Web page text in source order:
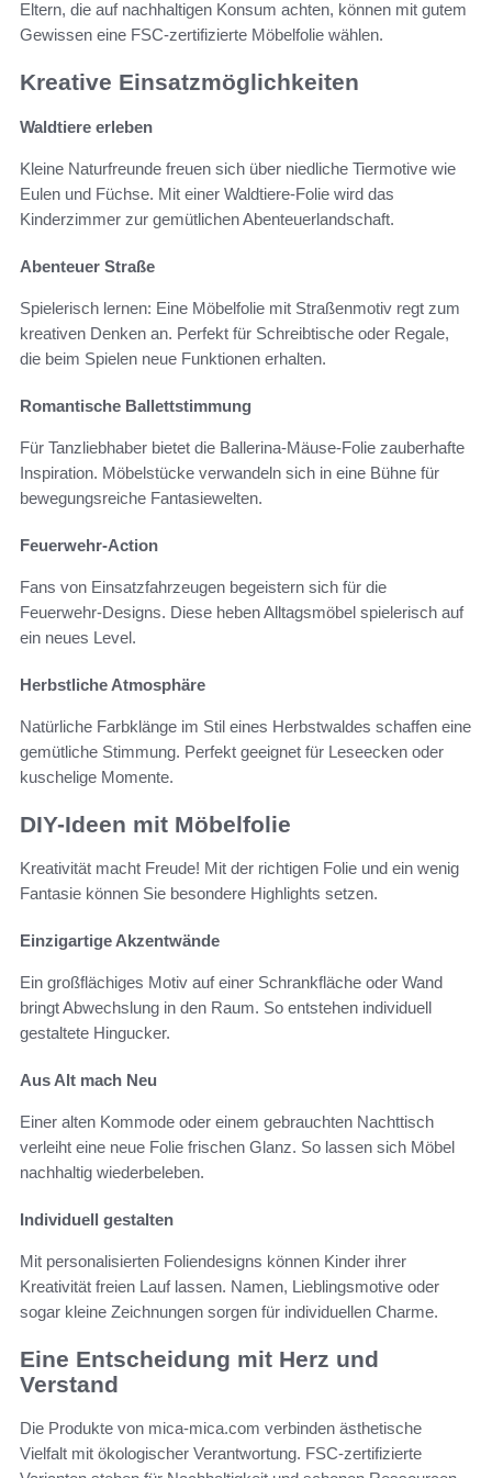
Eltern, die auf nachhaltigen Konsum achten, können mit gutem
Gewissen eine FSC-zertifizierte Möbelfolie wählen.
Kreative Einsatzmöglichkeiten
Waldtiere erleben
Kleine Naturfreunde freuen sich über niedliche Tiermotive wie
Eulen und Füchse. Mit einer Waldtiere-Folie wird das
Kinderzimmer zur gemütlichen Abenteuerlandschaft.
Abenteuer Straße
Spielerisch lernen: Eine Möbelfolie mit Straßenmotiv regt zum
kreativen Denken an. Perfekt für Schreibtische oder Regale,
die beim Spielen neue Funktionen erhalten.
Romantische Ballettstimmung
Für Tanzliebhaber bietet die Ballerina-Mäuse-Folie zauberhafte
Inspiration. Möbelstücke verwandeln sich in eine Bühne für
bewegungsreiche Fantasiewelten.
Feuerwehr-Action
Fans von Einsatzfahrzeugen begeistern sich für die
Feuerwehr-Designs. Diese heben Alltagsmöbel spielerisch auf
ein neues Level.
Herbstliche Atmosphäre
Natürliche Farbklänge im Stil eines Herbstwaldes schaffen eine
gemütliche Stimmung. Perfekt geeignet für Leseecken oder
kuschelige Momente.
DIY-Ideen mit Möbelfolie
Kreativität macht Freude! Mit der richtigen Folie und ein wenig
Fantasie können Sie besondere Highlights setzen.
Einzigartige Akzentwände
Ein großflächiges Motiv auf einer Schrankfläche oder Wand
bringt Abwechslung in den Raum. So entstehen individuell
gestaltete Hingucker.
Aus Alt mach Neu
Einer alten Kommode oder einem gebrauchten Nachttisch
verleiht eine neue Folie frischen Glanz. So lassen sich Möbel
nachhaltig wiederbeleben.
Individuell gestalten
Mit personalisierten Foliendesigns können Kinder ihrer
Kreativität freien Lauf lassen. Namen, Lieblingsmotive oder
sogar kleine Zeichnungen sorgen für individuellen Charme.
Eine Entscheidung mit Herz und
Verstand
Die Produkte von mica-mica.com verbinden ästhetische
Vielfalt mit ökologischer Verantwortung. FSC-zertifizierte